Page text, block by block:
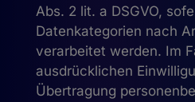
Abs. 2 lit. a DSGVO,
Datenkategorien nach
verarbeitet werden. Im
ausdrücklichen
Übertragung